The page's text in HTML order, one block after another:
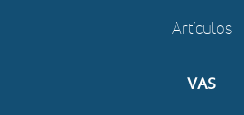
Artículos
VAS